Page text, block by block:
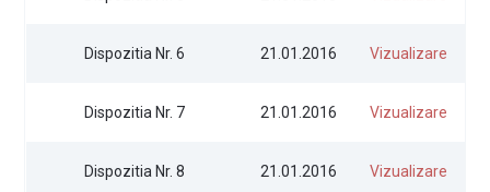
Dispozitia Nr. 6 21.01.2016 Vizualizare
Dispozitia Nr. 7 21.01.2016 Vizualizare
Dispozitia Nr. 8 21.01.2016 Vizualizare